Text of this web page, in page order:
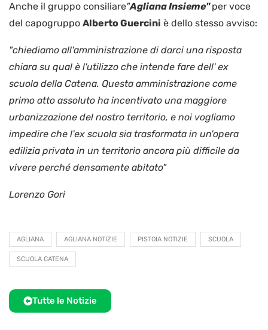
Anche il gruppo consiliare"Agliana Insieme"per voce
del capogruppo Alberto Guercini è dello stesso avviso:
"chiediamo all'amministrazione di darci una risposta
chiara su qual è l'utilizzo che intende fare dell' ex
scuola della Catena. Questa amministrazione come
primo atto assoluto ha incentivato una maggiore
urbanizzazione del nostro territorio, e noi vogliamo
impedire che l'ex scuola sia trasformata in un'opera
edilizia privata in un territorio ancora più difficile da
vivere perché densamente abitato"
Lorenzo Gori
AGLIANA AGLIANA NOTIZIE PISTOIA NOTIZIE SCUOLA
SCUOLA CATENA
Tutte le Notizie